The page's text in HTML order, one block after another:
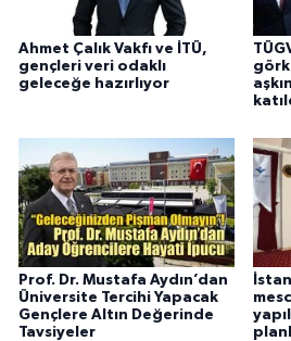
Ahmet Çalık Vakfı ve İTÜ,
gençleri veri odaklı
geleceğe hazırlıyor
Prof. Dr. Mustafa Aydın’dan
Üniversite Tercihi Yapacak
Gençlere Altın Değerinde
Tavsiyeler